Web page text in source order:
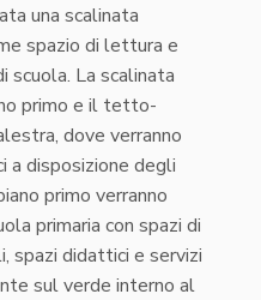
una scalinata
spazio di lettura e
scuola. La scalinata
primo e il tetto-
dove verranno
disposizione degli
primo verranno
primaria con spazi di
spazi didattici e servizi
sul verde interno al